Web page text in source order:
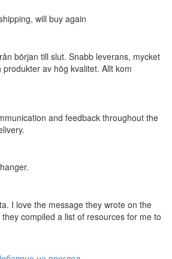
will buy again
början till slut. Snabb leverans, mycket
av hög kvalitet. Allt kom
and feedback throughout the
I love the message they wrote on the
compiled a list of resources for me to